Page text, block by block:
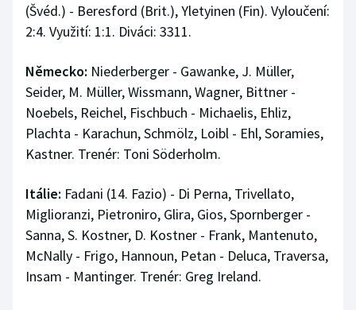
(Švéd.) - Beresford (Brit.), Yletyinen (Fin). Vyloučení:
2:4. Využití: 1:1. Diváci: 3311.
Německo: Niederberger - Gawanke, J. Müller,
Seider, M. Müller, Wissmann, Wagner, Bittner -
Noebels, Reichel, Fischbuch - Michaelis, Ehliz,
Plachta - Karachun, Schmölz, Loibl - Ehl, Soramies,
Kastner. Trenér: Toni Söderholm.
Itálie: Fadani (14. Fazio) - Di Perna, Trivellato,
Miglioranzi, Pietroniro, Glira, Gios, Spornberger -
Sanna, S. Kostner, D. Kostner - Frank, Mantenuto,
McNally - Frigo, Hannoun, Petan - Deluca, Traversa,
Insam - Mantinger. Trenér: Greg Ireland.